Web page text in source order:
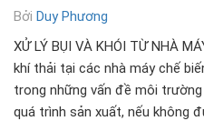
Bởi Duy Phương
XỬ LÝ BỤI VÀ KHÓI TỪ NHÀ
khí thải tại các nhà máy chế
trong những vấn đề môi
quá trình sản xuất, nếu không